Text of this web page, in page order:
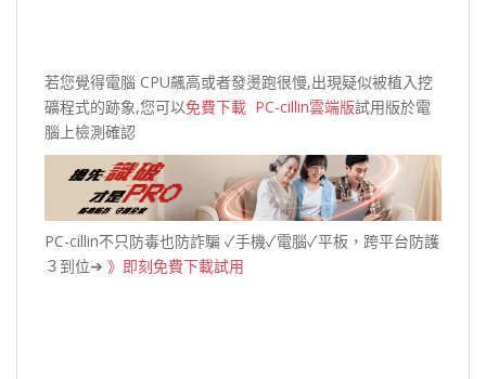
若您覺得電腦 CPU飆高或者發燙跑很慢,出現疑似被植入挖
礦程式的跡象,您可以免費下載 PC-cillin雲端版試用版於電
腦上檢測確認
PC-cillin不只防毒也防詐騙 ✓手機✓電腦✓平板，跨平台防護
３到位➔ 》即刻免費下載試用